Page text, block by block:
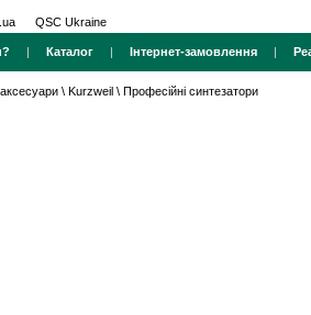
QSC Ukraine
| Каталог | Інтернет-замовлення |
\ Kurzweil \ Професійні синтезатори